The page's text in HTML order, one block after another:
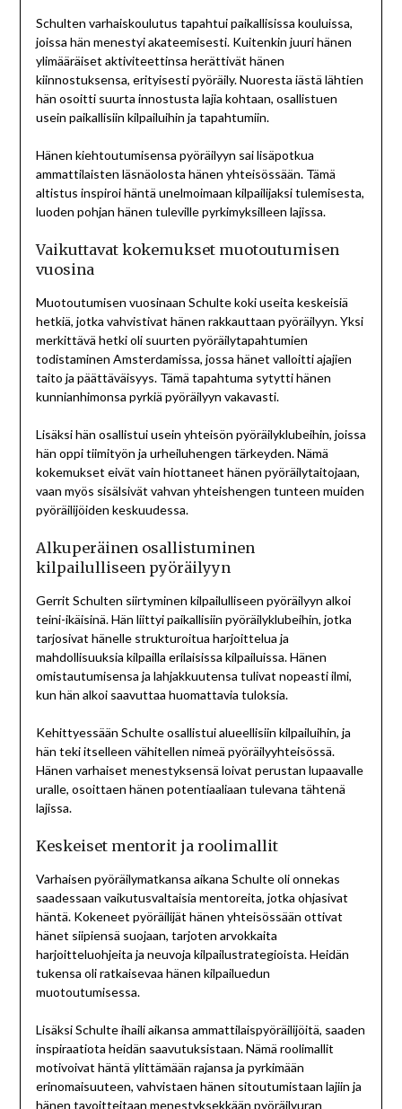
Schulten varhaiskoulutus tapahtui paikallisissa kouluissa,
joissa hän menestyi akateemisesti. Kuitenkin juuri hänen
ylimääräiset aktiviteettinsa herättivät hänen
kiinnostuksensa, erityisesti pyöräily. Nuoresta iästä lähtien
hän osoitti suurta innostusta lajia kohtaan, osallistuen
usein paikallisiin kilpailuihin ja tapahtumiin.
Hänen kiehtoutumisensa pyöräilyyn sai lisäpotkua
ammattilaisten läsnäolosta hänen yhteisössään. Tämä
altistus inspiroi häntä unelmoimaan kilpailijaksi tulemisesta,
luoden pohjan hänen tuleville pyrkimyksilleen lajissa.
Vaikuttavat kokemukset muotoutumisen
vuosina
Muotoutumisen vuosinaan Schulte koki useita keskeisiä
hetkiä, jotka vahvistivat hänen rakkauttaan pyöräilyyn. Yksi
merkittävä hetki oli suurten pyöräilytapahtumien
todistaminen Amsterdamissa, jossa hänet valloitti ajajien
taito ja päättäväisyys. Tämä tapahtuma sytytti hänen
kunnianhimonsa pyrkiä pyöräilyyn vakavasti.
Lisäksi hän osallistui usein yhteisön pyöräilyklubeihin, joissa
hän oppi tiimityön ja urheiluhengen tärkeyden. Nämä
kokemukset eivät vain hiottaneet hänen pyöräilytaitojaan,
vaan myös sisälsivät vahvan yhteishengen tunteen muiden
pyöräilijöiden keskuudessa.
Alkuperäinen osallistuminen
kilpailulliseen pyöräilyyn
Gerrit Schulten siirtyminen kilpailulliseen pyöräilyyn alkoi
teini-ikäisinä. Hän liittyi paikallisiin pyöräilyklubeihin, jotka
tarjosivat hänelle strukturoitua harjoittelua ja
mahdollisuuksia kilpailla erilaisissa kilpailuissa. Hänen
omistautumisensa ja lahjakkuutensa tulivat nopeasti ilmi,
kun hän alkoi saavuttaa huomattavia tuloksia.
Kehittyessään Schulte osallistui alueellisiin kilpailuihin, ja
hän teki itselleen vähitellen nimeä pyöräilyyhteisössä.
Hänen varhaiset menestyksensä loivat perustan lupaavalle
uralle, osoittaen hänen potentiaaliaan tulevana tähtenä
lajissa.
Keskeiset mentorit ja roolimallit
Varhaisen pyöräilymatkansa aikana Schulte oli onnekas
saadessaan vaikutusvaltaisia mentoreita, jotka ohjasivat
häntä. Kokeneet pyöräilijät hänen yhteisössään ottivat
hänet siipiensä suojaan, tarjoten arvokkaita
harjoitteluohjeita ja neuvoja kilpailustrategioista. Heidän
tukensa oli ratkaisevaa hänen kilpailuedun
muotoutumisessa.
Lisäksi Schulte ihaili aikansa ammattilaispyöräilijöitä, saaden
inspiraatiota heidän saavutuksistaan. Nämä roolimallit
motivoivat häntä ylittämään rajansa ja pyrkimään
erinomaisuuteen, vahvistaen hänen sitoutumistaan lajiin ja
hänen tavoitteitaan menestyksekkään pyöräilyuran